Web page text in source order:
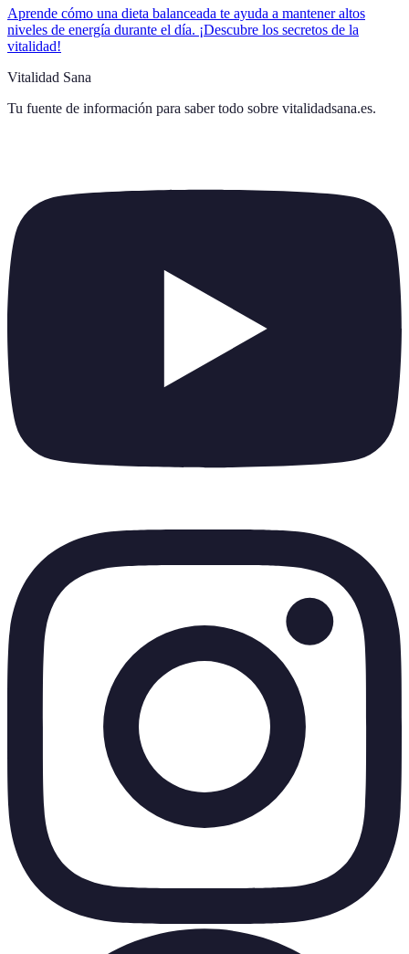
Aprende cómo una dieta balanceada te ayuda a mantener altos
niveles de energía durante el día. ¡Descubre los secretos de la
vitalidad!
Vitalidad Sana
Tu fuente de información para saber todo sobre vitalidadsana.es.